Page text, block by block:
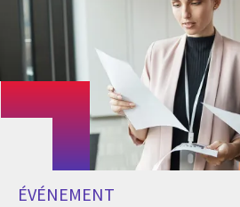
ÉVÉNEMENT